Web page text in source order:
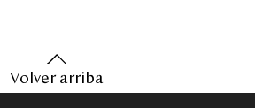
Volver arriba